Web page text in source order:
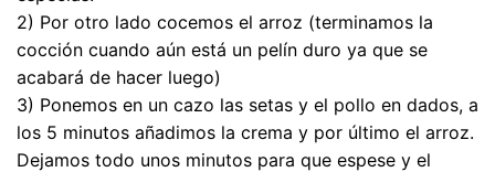
2) Por otro lado cocemos el arroz (terminamos la
cocción cuando aún está un pelín duro ya que se
acabará de hacer luego)
3) Ponemos en un cazo las setas y el pollo en dados, a
los 5 minutos añadimos la crema y por último el arroz.
Dejamos todo unos minutos para que espese y el